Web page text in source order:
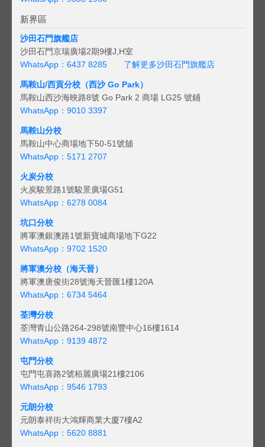
新界區
沙田石門旗艦店
沙田石門京瑞廣場2期9樓J,H室
WhatsApp：6437 8285
了解更多沙田石門旗艦店
馬鞍山/西貢分校（西沙 Go Park）
馬鞍山西沙海映路8號 Go Park 2 商場 LG25 號鋪
WhatsApp：9010 3397
馬鞍山分校
馬鞍山中心商場地下50-51號舖
WhatsApp：5171 2707
火炭分校
火炭駿景路1號駿景廣場G51
WhatsApp：6278 0084
坑口分校
將軍澳銀澳路1號新寶城商場地下G22
WhatsApp：9702 1520
將軍澳分校（海天晉）
將軍澳唐俊街28號海天晉匯1樓120A
WhatsApp：6734 5464
荃灣分校
荃灣青山公路264-298號南豐中心16樓1614
WhatsApp：9139 4872
屯門分校
屯門屯喜路2號栢麗廣場21樓2106
WhatsApp：9546 1793
元朗分校
元朗泰祥街大鴻輝商業大廈7樓A2
WhatsApp：5620 8881